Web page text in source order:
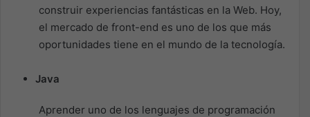
construir experiencias fantásticas en la Web. Hoy,
el mercado de front-end es uno de los que más
oportunidades tiene en el mundo de la tecnología.
Java
Aprender uno de los lenguajes de programación